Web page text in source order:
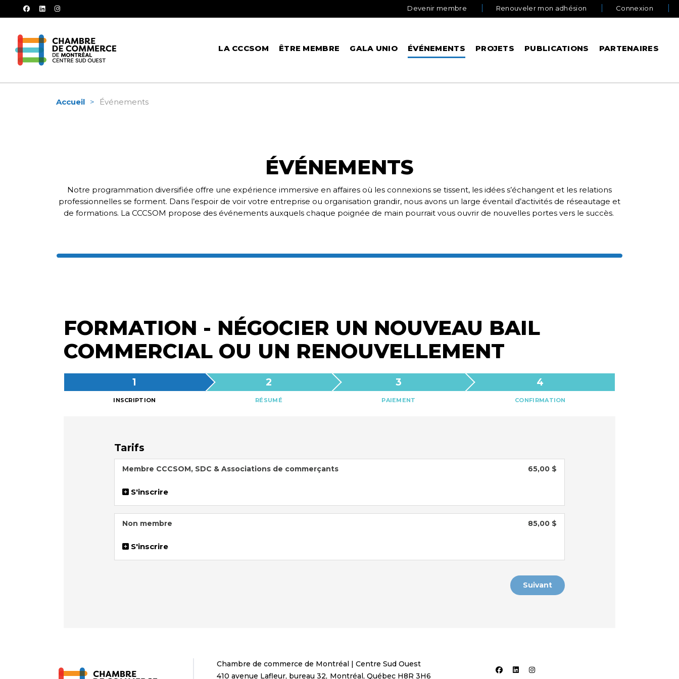
Devenir membre Renouveler mon adhésion Connexion
facebooklinkedininstagram
LA CCCSOM ÊTRE MEMBRE GALA UNIO ÉVÉNEMENTS PROJETS PUBLICATIONS PARTENAIRES
Accueil Événements
ÉVÉNEMENTS
Notre programmation diversifiée offre une expérience immersive en affaires où les connexions se tissent, les idées s’échangent et les relations
professionnelles se forment. Dans l’espoir de voir votre entreprise ou organisation grandir, nous avons un large éventail d’activités de réseautage et
de formations. La CCCSOM propose des événements auxquels chaque poignée de main pourrait vous ouvrir de nouvelles portes vers le succès.
FORMATION - NÉGOCIER UN NOUVEAU BAIL
COMMERCIAL OU UN RENOUVELLEMENT
INSCRIPTION RÉSUMÉ PAIEMENT CONFIRMATION
Tarifs
Membre CCCSOM, SDC & Associations de commerçants 65,00 $
S'inscrire
Non membre 85,00 $
S'inscrire
Suivant
Chambre de commerce de Montréal | Centre Sud Ouest
410 avenue Lafleur, bureau 32, Montréal, Québec H8R 3H6 facebooklinkedininstagram